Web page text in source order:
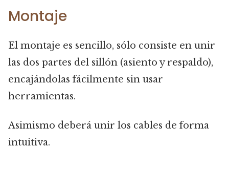
Montaje
El montaje es sencillo, sólo consiste en unir
las dos partes del sillón (asiento y respaldo),
encajándolas fácilmente sin usar
herramientas.
Asimismo deberá unir los cables de forma
intuitiva.